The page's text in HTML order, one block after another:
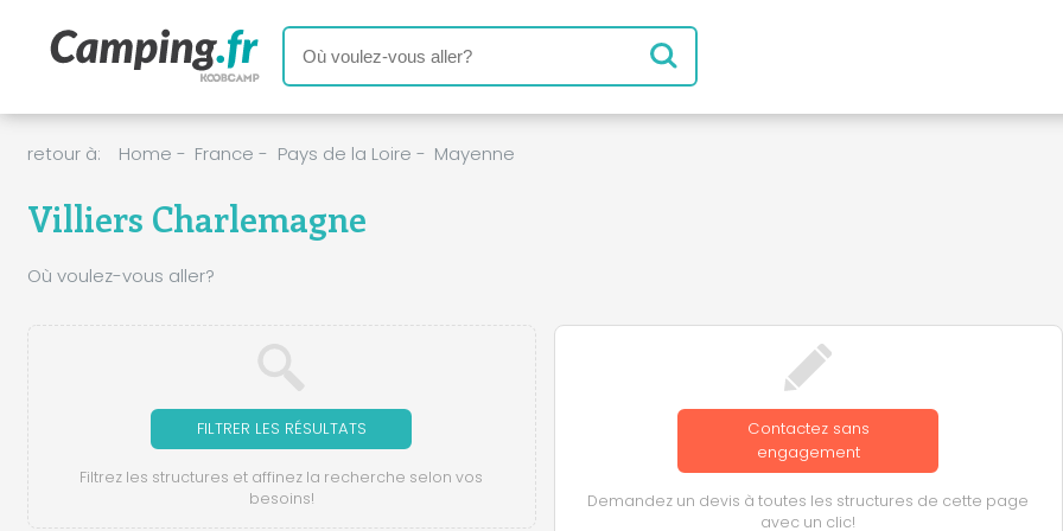
retour à: Home - France - Pays de la Loire - Mayenne
Villiers Charlemagne
Où voulez-vous aller?
FILTRER LES RÉSULTATS
Filtrez les structures et affinez la recherche selon vos
besoins!
Contactez sans
engagement
Demandez un devis à toutes les structures de cette page
avec un clic!